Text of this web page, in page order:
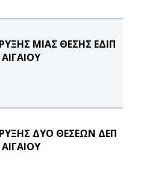
ΜΙΑΣ ΘΕΣΗΣ ΕΔΙΠ
ΔΥΟ ΘΕΣΕΩΝ ΔΕΠ